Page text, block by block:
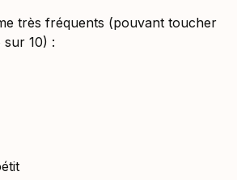
très fréquents (pouvant toucher
sur 10) :